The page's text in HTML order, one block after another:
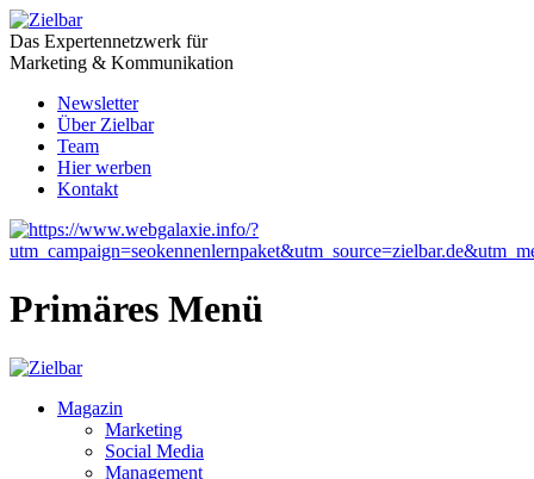
Das Expertennetzwerk für
Marketing & Kommunikation
Newsletter
Über Zielbar
Team
Hier werben
Kontakt
Primäres Menü
Magazin
Marketing
Social Media
Management